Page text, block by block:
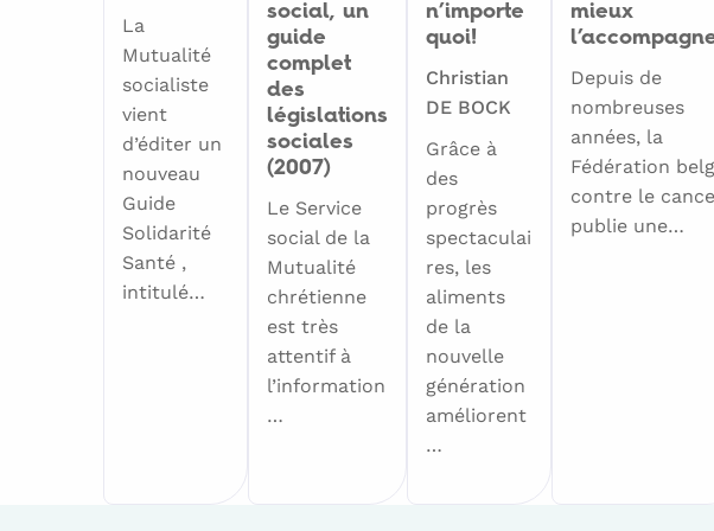
La
Mutualité
socialiste
vient
d’éditer un
nouveau
Guide
Solidarité
Santé ,
intitulé…
social, un
guide
complet
des
législations
sociales
(2007)
Le Service
social de la
Mutualité
chrétienne
est très
attentif à
l’information
…
n’importe
quoi!
Christian
DE BOCK
Grâce à
des
progrès
spectaculai
res, les
aliments
de la
nouvelle
génération
améliorent
…
mieux
Depuis de
nombreuses
années, la
Fédération
contre le
publie une…